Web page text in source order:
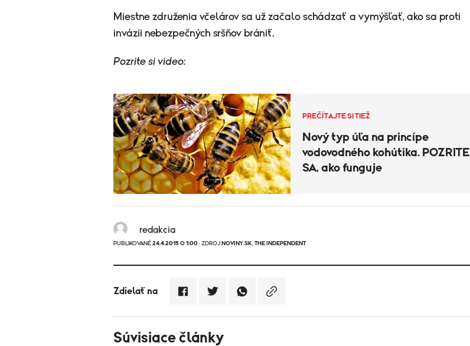
Miestne združenia včelárov sa už začalo schádzať a vymýšľať, ako sa proti
invázii nebezpečných sršňov brániť.
Pozrite si video:
PREČÍTAJTE SI TIEŽ
Nový typ úľa na princípe
vodovodného kohútika. POZRITE
SA, ako funguje
redakcia
PUBLIKOVANÉ 24.4.2015 O 1:00 · ZDROJ NOVINY.SK, THE INDEPENDENT
Zdielať na
Súvisiace články